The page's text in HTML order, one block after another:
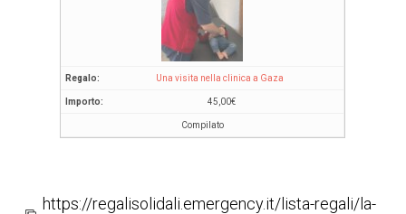
Una visita nella clinica a Gaza
45,00€
Compilato
https://regalisolidali.emergency.it/lista-regali/la-